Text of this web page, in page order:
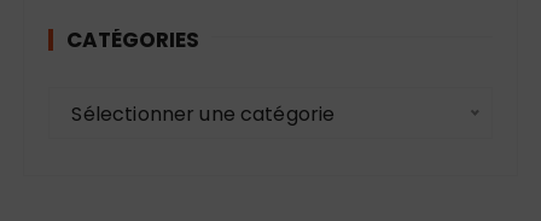
CATÉGORIES
Sélectionner une catégorie